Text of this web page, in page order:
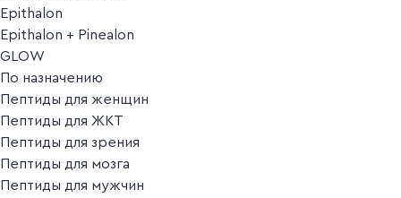
Epithalon
Epithalon + Pinealon
GLOW
По назначению
Пептиды для женщин
Пептиды для ЖКТ
Пептиды для зрения
Пептиды для мозга
Пептиды для мужчин